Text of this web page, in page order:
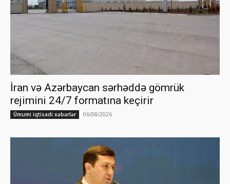
İran və Azərbaycan sərhəddə gömrük
rejimini 24/7 formatına keçirir
Ümumi iqtisadi xəbərlər 06/08/2026